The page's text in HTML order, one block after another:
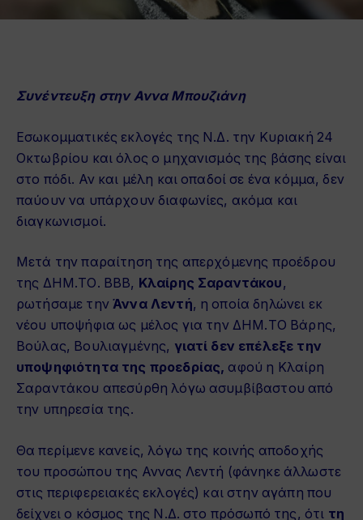
Συνέντευξη στην Αννα Μπουζιάνη
Εσωκομματικές εκλογές της Ν.Δ. την Κυριακή 24
Οκτωβρίου και όλος ο μηχανισμός της βάσης είναι
στο πόδι. Αν και μέλη και οπαδοί σε ένα κόμμα, δεν
παύουν να υπάρχουν διαφωνίες, ακόμα και
διαγκωνισμοί.
Μετά την παραίτηση της απερχόμενης προέδρου
της ΔΗΜ.ΤΟ. ΒΒΒ, Κλαίρης Σαραντάκου,
ρωτήσαμε τηνΆννα Λεντή, η οποία δηλώνει εκ
νέου υποψήφια ως μέλος για την ΔΗΜ.ΤΟ Βάρης,
Βούλας, Βουλιαγμένης, γιατί δεν επέλεξε την
υποψηφιότητα της προεδρίας, αφού η Κλαίρη
Σαραντάκου απεσύρθη λόγω ασυμβίβαστου από
την υπηρεσία της.
Θα περίμενε κανείς, λόγω της κοινής αποδοχής
του προσώπου της Αννας Λεντή (φάνηκε άλλωστε
στις περιφερειακές εκλογές) και στην αγάπη που
δείχνει ο κόσμος της Ν.Δ. στο πρόσωπό της, ότι τη